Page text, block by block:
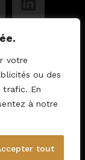
votre
ou des
trafic. En
à notre
tout
: Détélina